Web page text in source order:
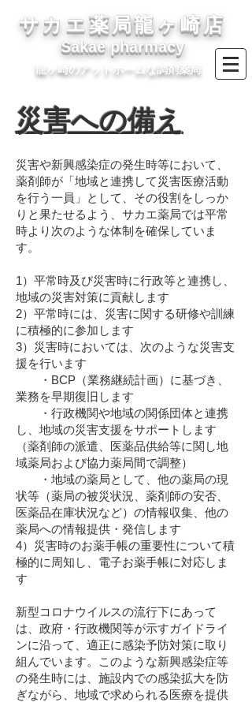
サカエ薬局龍ヶ崎店
Sakae pharmacy
​龍ヶ崎のアットホームな調剤薬局
災害への備え
災害や新興感染症の発生時等において、
薬剤師が「地域と連携して災害医療活動
を行う一員」として、その役割をしっか
りと果たせるよう、サカエ薬局では平常
時より次のような体制を確保していま
す。
1）平常時及び災害時に行政等と連携し、
地域の災害対策に貢献します
2）平常時には、災害に関する研修や訓練
に積極的に参加します
3）災害時においては、次のような災害支
援を行います
・BCP（業務継続計画）に基づき、
業務を早期復旧します
・行政機関や地域の関係団体と連携
し、地域の災害支援をサポートします
（薬剤師の派遣、医薬品供給等に関し地
域薬局および協力薬局間で調整）
・地域の薬局として、他の薬局の現
状等（薬局の被災状況、薬剤師の安否、
医薬品在庫状況など）の情報収集、他の
薬局への情報提供・発信します
4）災害時のお薬手帳の重要性について積
極的に周知し、電子お薬手帳に対応しま
す
新型コロナウイルスの流行下にあって
は、政府・行政機関等が示すガイドライ
ンに沿って、適正に感染予防対策に取り
組んでいます。このような新興感染症等
の発生時には、施設内での感染拡大を防
ぎながら、地域で求められる医療を提供